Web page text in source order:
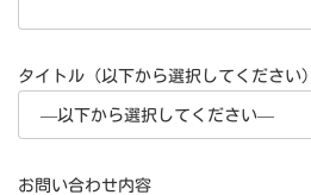
タイトル（以下から選択してください）
お問い合わせ内容